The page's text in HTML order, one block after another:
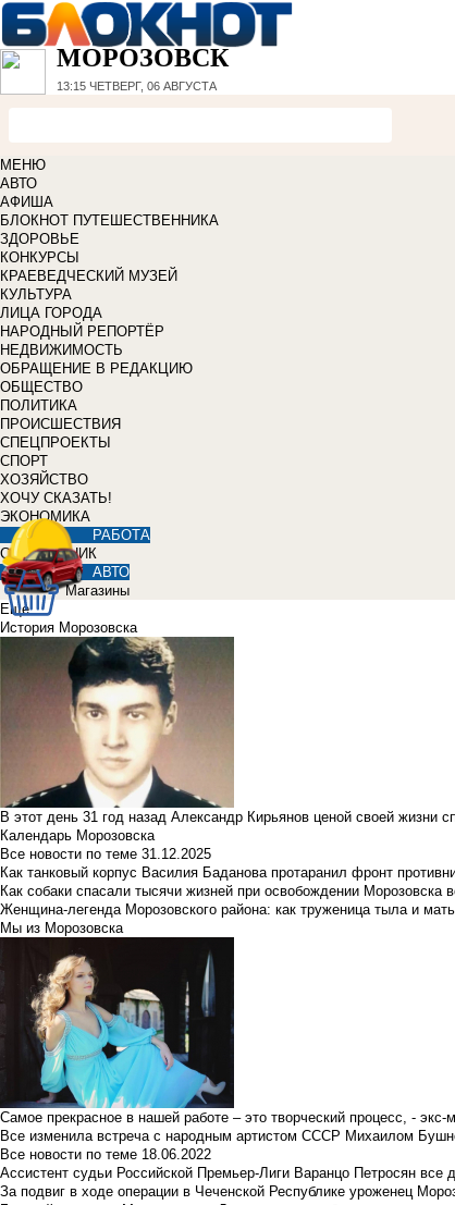
МОРОЗОВСК
13:15 ЧЕТВЕРГ, 06 АВГУСТА
МЕНЮ
АВТО
АФИША
БЛОКНОТ ПУТЕШЕСТВЕННИКА
ЗДОРОВЬЕ
КОНКУРСЫ
КРАЕВЕДЧЕСКИЙ МУЗЕЙ
КУЛЬТУРА
ЛИЦА ГОРОДА
НАРОДНЫЙ РЕПОРТЁР
НЕДВИЖИМОСТЬ
ОБРАЩЕНИЕ В РЕДАКЦИЮ
ОБЩЕСТВО
ПОЛИТИКА
ПРОИСШЕСТВИЯ
СПЕЦПРОЕКТЫ
СПОРТ
ХОЗЯЙСТВО
ХОЧУ СКАЗАТЬ!
ЭКОНОМИКА
РАБОТА
СПРАВОЧНИК
АВТО
Магазины
Еще
История Морозовска
В этот день 31 год назад Александр Кирьянов ценой своей жизни
Календарь Морозовска
Все новости по теме 31.12.2025
Как танковый корпус Василия Баданова протаранил фронт
Как собаки спасали тысячи жизней при освобождении Морозовска
Женщина-легенда Морозовского района: как труженица тыла и
Мы из Морозовска
Самое прекрасное в нашей работе – это творческий процесс, -
Все изменила встреча с народным артистом СССР Михаилом
Все новости по теме 18.06.2022
Ассистент судьи Российской Премьер-Лиги Варанцо Петросян все
За подвиг в ходе операции в Чеченской Республике уроженец